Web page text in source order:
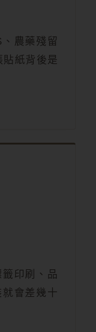
農藥殘留
紙背後是
印刷、品
會差幾十